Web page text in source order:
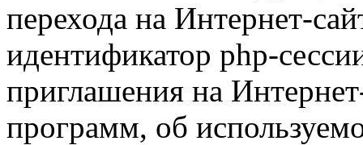
перехода на Интернет-
идентификатор php-
приглашения на
программ, об